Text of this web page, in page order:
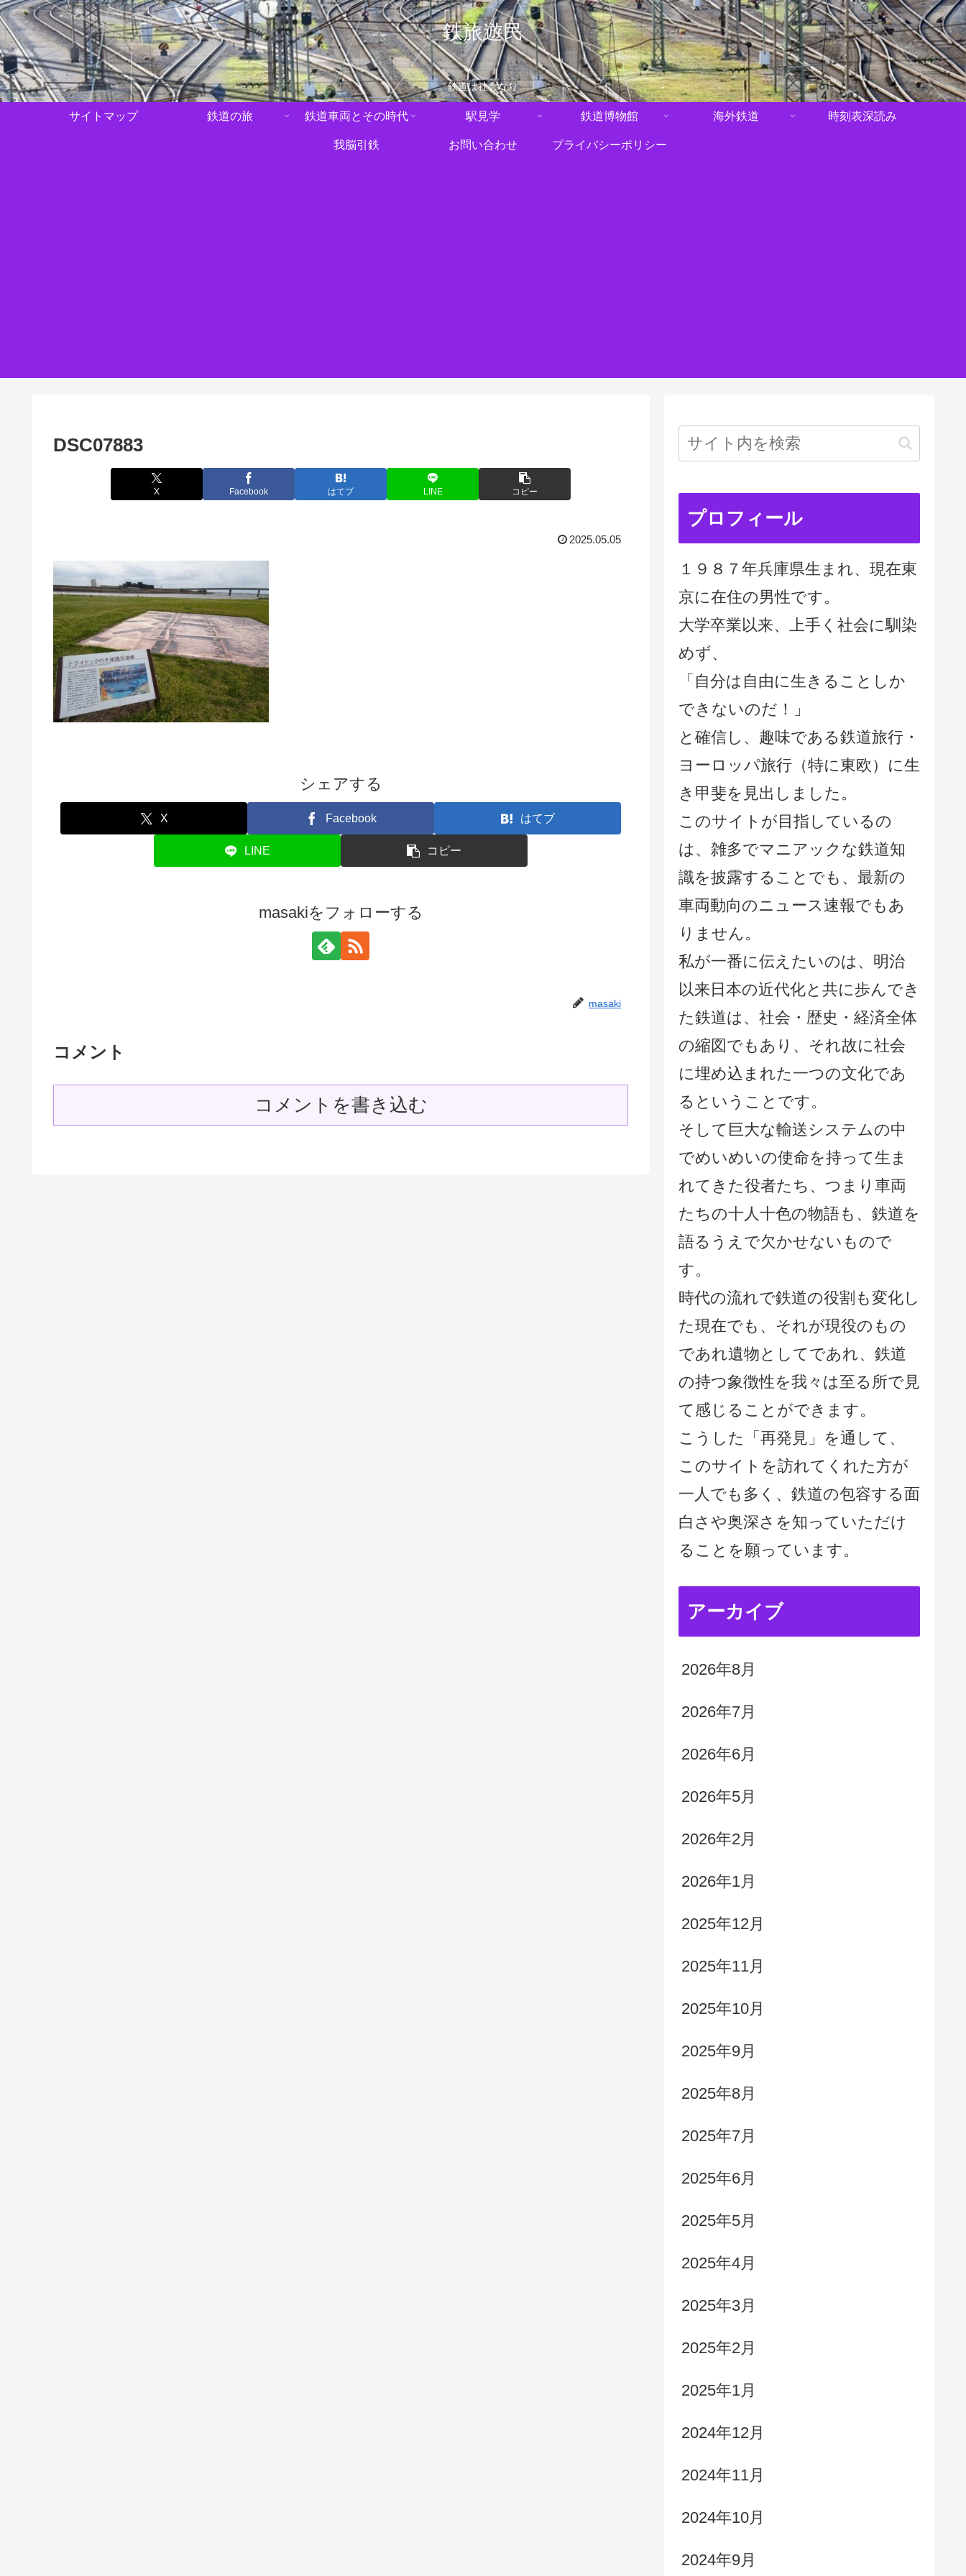
鉄旅遊民
鉄道は社会なり
サイトマップ 鉄道の旅 鉄道車両とその時代 駅見学 鉄道博物館 海外鉄道 時刻表深読み
我脳引鉄 お問い合わせ プライバシーポリシー
DSC07883
X Facebook はてブ LINE コピー
2025.05.05
シェアする
X Facebook はてブ
LINE コピー
masakiをフォローする
masaki
コメント
コメントを書き込む
プロフィール
１９８７年兵庫県生まれ、現在東
京に在住の男性です。
大学卒業以来、上手く社会に馴染
めず、
「自分は自由に生きることしか
できないのだ！」
と確信し、趣味である鉄道旅行・
ヨーロッパ旅行（特に東欧）に生
き甲斐を見出しました。
このサイトが目指しているの
は、雑多でマニアックな鉄道知
識を披露することでも、最新の
車両動向のニュース速報でもあ
りません。
私が一番に伝えたいのは、明治
以来日本の近代化と共に歩んでき
た鉄道は、社会・歴史・経済全体
の縮図でもあり、それ故に社会
に埋め込まれた一つの文化であ
るということです。
そして巨大な輸送システムの中
でめいめいの使命を持って生ま
れてきた役者たち、つまり車両
たちの十人十色の物語も、鉄道を
語るうえで欠かせないもので
す。
時代の流れで鉄道の役割も変化し
た現在でも、それが現役のもの
であれ遺物としてであれ、鉄道
の持つ象徴性を我々は至る所で見
て感じることができます。
こうした「再発見」を通して、
このサイトを訪れてくれた方が
一人でも多く、鉄道の包容する面
白さや奥深さを知っていただけ
ることを願っています。
アーカイブ
2026年8月
2026年7月
2026年6月
2026年5月
2026年2月
2026年1月
2025年12月
2025年11月
2025年10月
2025年9月
2025年8月
2025年7月
2025年6月
2025年5月
2025年4月
2025年3月
2025年2月
2025年1月
2024年12月
2024年11月
2024年10月
2024年9月